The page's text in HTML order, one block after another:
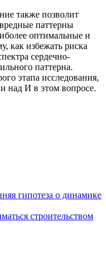
также позволит
паттерны
оптимальные и
как избежать риска
сердечно-
паттерна.
этапа исследования,
над И в этом вопросе.
гипотеза о динамике
строительством